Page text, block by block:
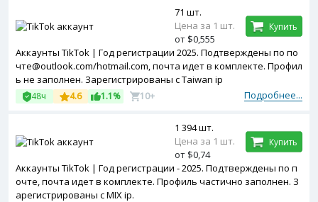
Аккаунты TikTok | Год регистрации 2025. Подтверждены по по
чте@outlook.com/hotmail.com, почта идет в комплекте. Профил
ь не заполнен. Зарегистрированы с Taiwan ip
Подробнее...
48ч 4.6 1.1% 10+
71 шт.
Цена за 1 шт.
от $0,555
Купить
Аккаунты TikTok | Год регистрации - 2025. Подтверждены по п
очте, почта идет в комплекте. Профиль частично заполнен. З
арегистрированы с MIX ip.
1 394 шт.
Цена за 1 шт.
от $0,74
Купить